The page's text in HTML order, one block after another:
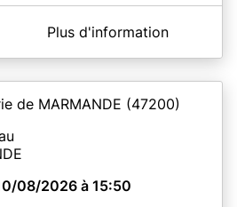
En savoir plus
LA REOLE
savoir plus
Plus d'information
de MARMANDE (47200)
08/2026 à 15:50